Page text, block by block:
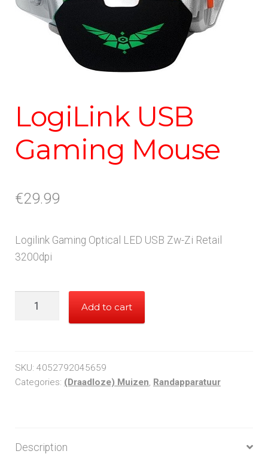
LogiLink USB
Gaming Mouse
€29.99
Logilink Gaming Optical LED USB Zw-Zi Retail
3200dpi
quantity
Add to cart
SKU: 4052792045659
Categories: (Draadloze) Muizen, Randapparatuur
Description